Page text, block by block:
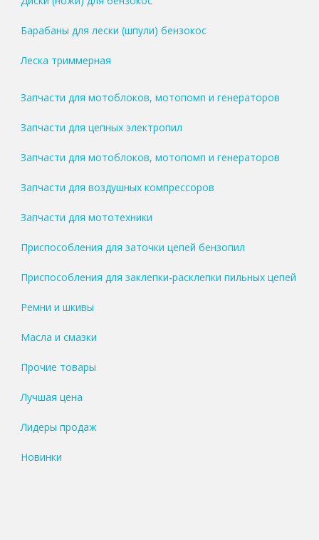
Барабаны для лески (шпули) бензокос
Леска триммерная
Запчасти для мотоблоков, мотопомп и генераторов
Запчасти для цепных электропил
Запчасти для мотоблоков, мотопомп и генераторов
Запчасти для воздушных компрессоров
Запчасти для мототехники
Приспособления для заточки цепей бензопил
Приспособления для заклепки-расклепки пильных цепей
Ремни и шкивы
Масла и смазки
Прочие товары
Лучшая цена
Лидеры продаж
Новинки